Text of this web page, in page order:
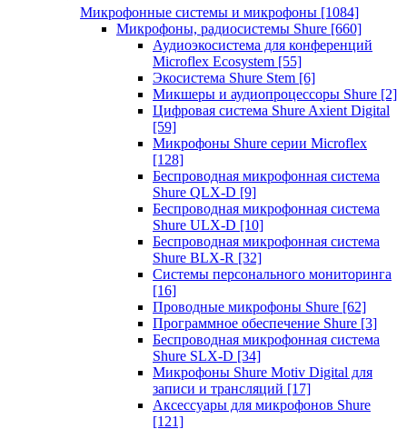
Микрофонные системы и микрофоны [1084]
Микрофоны, радиосистемы Shure [660]
Аудиоэкосистема для конференций
Microflex Ecosystem [55]
Экосистема Shure Stem [6]
Микшеры и аудиопроцессоры Shure [2]
Цифровая система Shure Axient Digital
[59]
Микрофоны Shure серии Microflex
[128]
Беспроводная микрофонная система
Shure QLX-D [9]
Беспроводная микрофонная система
Shure ULX-D [10]
Беспроводная микрофонная система
Shure BLX-R [32]
Системы персонального мониторинга
[16]
Проводные микрофоны Shure [62]
Программное обеспечение Shure [3]
Беспроводная микрофонная система
Shure SLX-D [34]
Микрофоны Shure Motiv Digital для
записи и трансляций [17]
Аксессуары для микрофонов Shure
[121]